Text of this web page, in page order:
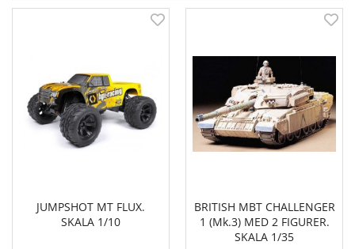
JUMPSHOT MT FLUX.
SKALA 1/10
BRITISH MBT CHALLENGER
1 (Mk.3) MED 2 FIGURER.
SKALA 1/35